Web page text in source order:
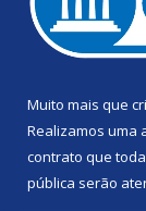
Muito mais que
Realizamos uma
contrato que
pública serão